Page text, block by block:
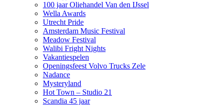
100 jaar Oliehandel Van den IJssel
Wella Awards
Utrecht Pride
Amsterdam Music Festival
Meadow Festival
Walibi Fright Nights
Vakantiespelen
Openingsfeest Volvo Trucks Zele
Nadance
Mysteryland
Hot Town – Studio 21
Scandia 45 jaar